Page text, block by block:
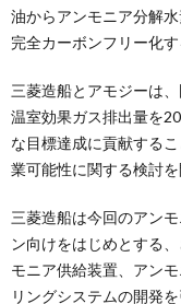
油からアンモニア分解
完全カーボンフリー化
三菱造船とアモジーは
温室効果ガス排出量を
な目標達成に貢献する
業可能性に関する検討
三菱造船は今回のアン
ン向けをはじめとする
モニア供給装置、アン
リングシステムの開発